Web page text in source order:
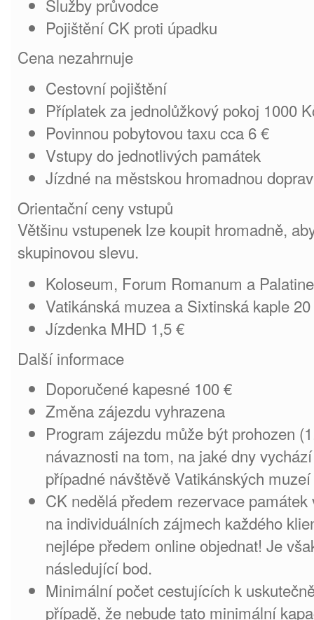
Služby průvodce
Pojištění CK proti úpadku
Cena nezahrnuje
Cestovní pojištění
Příplatek za jednolůžkový pokoj 1000
Povinnou pobytovou taxu cca 6 €
Vstupy do jednotlivých památek
Jízdné na městskou hromadnou
Orientační ceny vstupů
Většinu vstupenek lze koupit hromadně,
skupinovou slevu.
Koloseum, Forum Romanum a
Vatikánská muzea a Sixtinská kaple
Jízdenka MHD 1,5 €
Další informace
Doporučené kapesné 100 €
Změna zájezdu vyhrazena
Program zájezdu může být prohozen
návaznosti na tom, na jaké dny
případné návštěvě Vatikánských
CK nedělá předem rezervace
na individuálních zájmech každého
nejlépe předem online objednat! Je
následující bod.
Minimální počet cestujících k
případě, že nebude tato minimální